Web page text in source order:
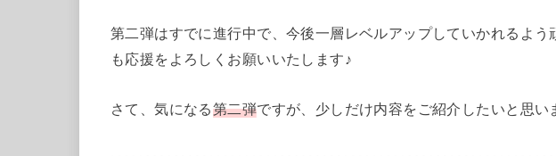
第二弾はすでに進行中で、今後一層レベルアップしていかれるよう
も応援をよろしくお願いいたします♪
さて、気になる第二弾ですが、少しだけ内容をご紹介したいと思い